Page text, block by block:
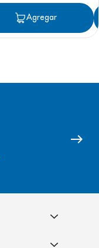
Agregar
Agregar